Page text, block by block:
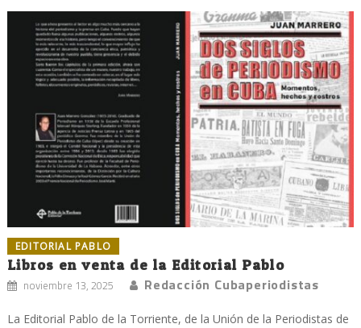
EDITORIAL PABLO
Libros en venta de la Editorial Pablo
noviembre 13, 2025 Redacción Cubaperiodistas
La Editorial Pablo de la Torriente, de la Unión de la Periodistas de